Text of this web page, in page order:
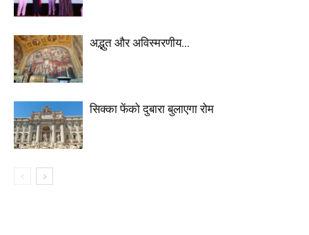
अद्भुत और अविस्मरणीय…
सिक्का फेंको दुबारा बुलाएगा रोम